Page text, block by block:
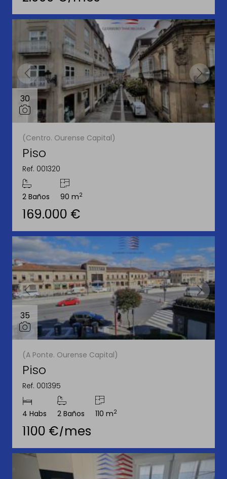
30
(Centro. Ourense Capital)
Piso
Ref. 001320
2 Baños 90 m2
169.000 €
35
(A Ponte. Ourense Capital)
Piso
Ref. 001395
4 Habs 2 Baños 110 m2
1100 €/mes